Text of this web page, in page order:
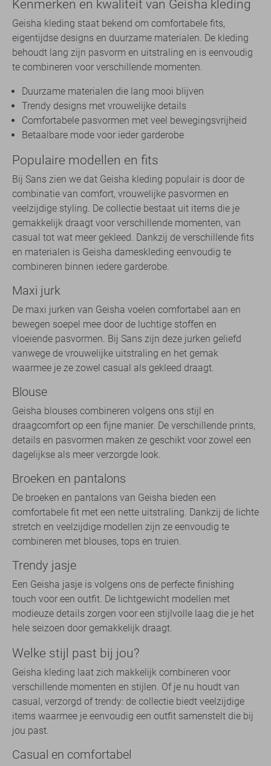
Kenmerken en kwaliteit van Geisha kleding
Geisha kleding staat bekend om comfortabele fits,
eigentijdse designs en duurzame materialen. De kleding
behoudt lang zijn pasvorm en uitstraling en is eenvoudig
te combineren voor verschillende momenten.
Duurzame materialen die lang mooi blijven
Trendy designs met vrouwelijke details
Comfortabele pasvormen met veel bewegingsvrijheid
Betaalbare mode voor ieder garderobe
Populaire modellen en fits
Bij Sans zien we dat Geisha kleding populair is door de
combinatie van comfort, vrouwelijke pasvormen en
veelzijdige styling. De collectie bestaat uit items die je
gemakkelijk draagt voor verschillende momenten, van
casual tot wat meer gekleed. Dankzij de verschillende fits
en materialen is Geisha dameskleding eenvoudig te
combineren binnen iedere garderobe.
Maxi jurk
De maxi jurken van Geisha voelen comfortabel aan en
bewegen soepel mee door de luchtige stoffen en
vloeiende pasvormen. Bij Sans zijn deze jurken geliefd
vanwege de vrouwelijke uitstraling en het gemak
waarmee je ze zowel casual als gekleed draagt.
Blouse
Geisha blouses combineren volgens ons stijl en
draagcomfort op een fijne manier. De verschillende prints,
details en pasvormen maken ze geschikt voor zowel een
dagelijkse als meer verzorgde look.
Broeken en pantalons
De broeken en pantalons van Geisha bieden een
comfortabele fit met een nette uitstraling. Dankzij de lichte
stretch en veelzijdige modellen zijn ze eenvoudig te
combineren met blouses, tops en truien.
Trendy jasje
Een Geisha jasje is volgens ons de perfecte finishing
touch voor een outfit. De lichtgewicht modellen met
modieuze details zorgen voor een stijlvolle laag die je het
hele seizoen door gemakkelijk draagt.
Welke stijl past bij jou?
Geisha kleding laat zich makkelijk combineren voor
verschillende momenten en stijlen. Of je nu houdt van
casual, verzorgd of trendy: de collectie biedt veelzijdige
items waarmee je eenvoudig een outfit samenstelt die bij
jou past.
Casual en comfortabel